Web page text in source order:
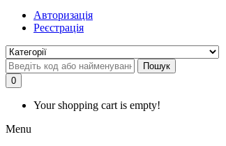
Авторизація
Реєстрація
Пошук
0
Your shopping cart is empty!
Menu